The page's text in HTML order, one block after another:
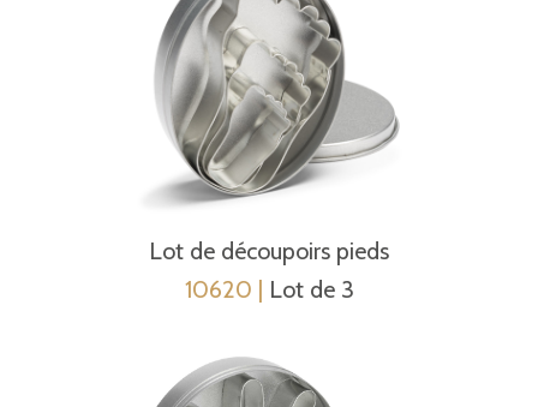
Lot de découpoirs pieds
10620 | Lot de 3